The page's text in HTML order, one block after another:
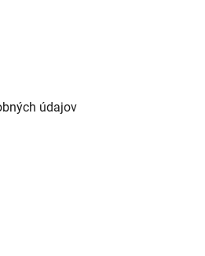
údajov